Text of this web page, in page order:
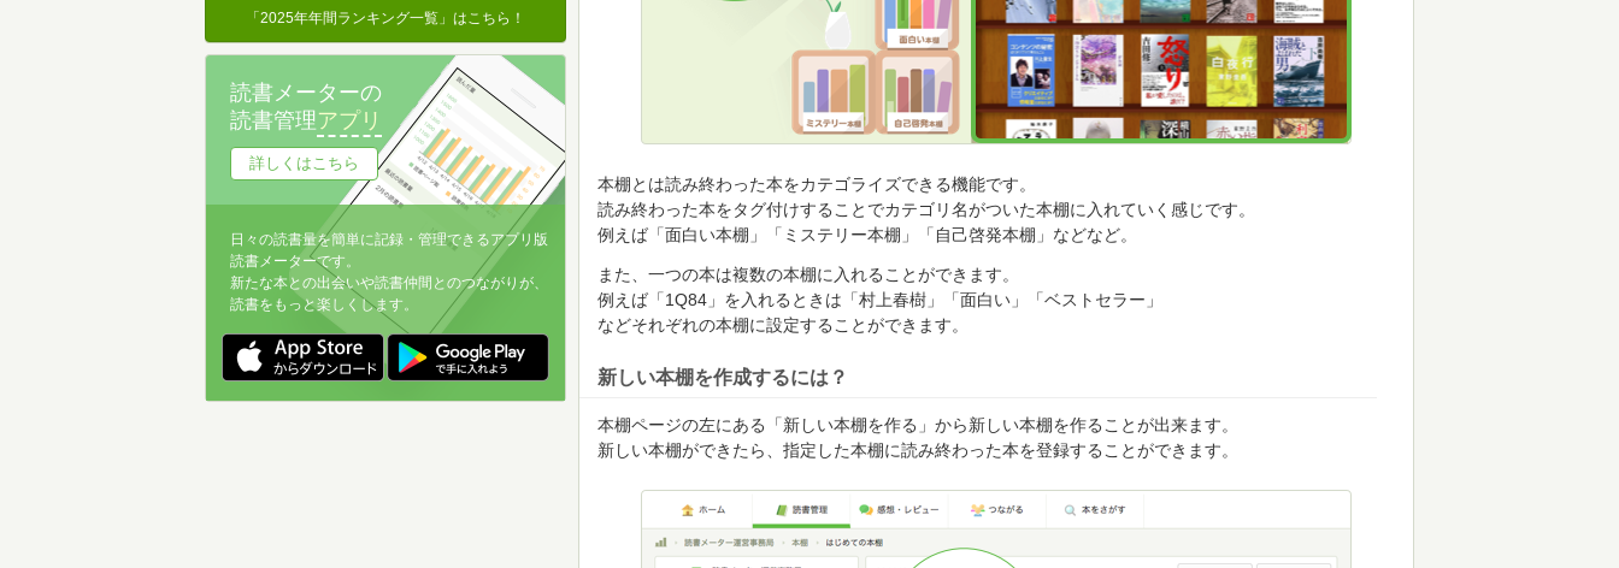
名前昇順
名前降順
冊数が多い順
冊数が少ない順
「2025年年間ランキング一覧」はこちら！
読書メーターの
読書管理アプリ
詳しくはこちら
日々の読書量を簡単に記録・管理できるアプリ版
読書メーターです。
新たな本との出会いや読書仲間とのつながりが、
読書をもっと楽しくします。
本棚とは読み終わった本をカテゴライズできる機能です。
読み終わった本をタグ付けすることでカテゴリ名がついた本棚に入れていく感じです。
例えば「面白い本棚」「ミステリー本棚」「自己啓発本棚」などなど。
また、一つの本は複数の本棚に入れることができます。
例えば「1Q84」を入れるときは「村上春樹」「面白い」「ベストセラー」
などそれぞれの本棚に設定することができます。
新しい本棚を作成するには？
本棚ページの左にある「新しい本棚を作る」から新しい本棚を作ることが出来ます。
新しい本棚ができたら、指定した本棚に読み終わった本を登録することができます。